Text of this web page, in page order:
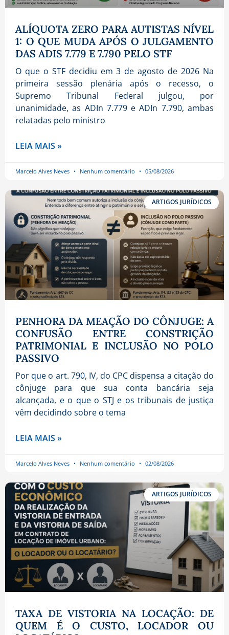
ALÍQUOTA ZERO PARA AUTISTAS NÍVEL
1: O QUE MUDA APÓS O JULGAMENTO
DAS ADIS 7.779 E 7.790 PELO STF
O que o STF decidiu em 3 de agosto de 2026 Na
primeira sessão plenária após o recesso, o
Supremo Tribunal Federal julgou, por
unanimidade, as ADIn 7.779 e ADIn 7.790, ambas
relatadas pelo ministro
LEIA MAIS »
Marcelo Alves Neves Nenhum comentário 05/08/2026
ARTIGOS JURÍDICOS
PENHORA DA MEAÇÃO DO CÔNJUGE: A
CONFUSÃO ENTRE CONSTRIÇÃO
PATRIMONIAL E INCLUSÃO NO POLO
PASSIVO
Por que o art. 790, IV, do CPC dispensa a citação do
cônjuge para que sua conta bancária seja
alcançada, e o que o STJ e os tribunais de justiça
vêm decidindo sobre o tema
LEIA MAIS »
Marcelo Alves Neves Nenhum comentário 02/08/2026
ARTIGOS JURÍDICOS
TAXA DE VISTORIA NA LOCAÇÃO: DE
QUEM É O CUSTO, LOCADOR OU